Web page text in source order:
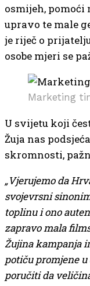
osmijeh,
upravo te male
je riječ o
osobe mjeri se
Marketing
U svijetu koji
Žuja nas
skromnosti,
„Vjerujemo da
svojevrsni
toplinu i ono
zapravo mala
Žujina kampanja
potiču promjene
poručiti da